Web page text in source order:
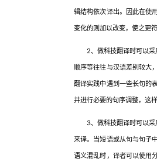
辑结构依次译出。因此在使
变化的则加以改变，使之更
2、做科技翻译时可以采
顺序等往往与汉语差别较大
翻译实践中遇到一些长句的
并进行必要的句序调整，这
3、做科技翻译时可以采
来译。当短语或从句与句子
语义混乱时，译者可以使用